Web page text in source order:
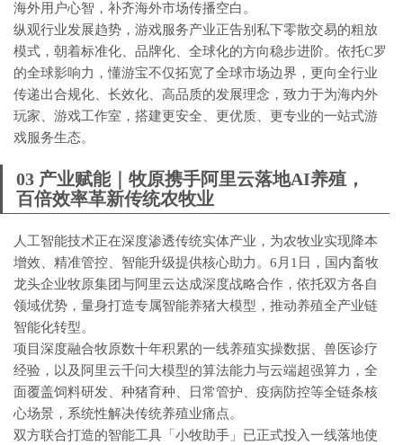
海外用户心智，补齐海外市场传播空白。
纵观行业发展趋势，游戏服务产业正告别私下零散交易的粗放
模式，朝着标准化、品牌化、全球化的方向稳步进阶。依托C罗
的全球影响力，懂游宝不仅拓宽了全球市场边界，更向全行业
传递出合规化、长效化、高品质的发展理念，致力于为海内外
玩家、游戏工作室，搭建更安全、更优质、更专业的一站式游
戏服务生态。
03 产业赋能｜牧原携手阿里云落地AI养殖，
百倍效率革新传统农牧业
人工智能技术正在深度渗透传统实体产业，为农牧业实现降本
增效、精准管控、智能升级提供核心助力。6月1日，国内畜牧
龙头企业牧原集团与阿里云达成深度战略合作，依托双方各自
领域优势，量身打造专属智能养猪大模型，推动养殖全产业链
智能化转型。
项目深度融合牧原数十年积累的一线养殖实操数据、兽医诊疗
经验，以及阿里云千问大模型的算法能力与云端超强算力，全
面覆盖饲料研发、种猪育种、日常管护、疫病防控等全链条核
心场景，系统性解决传统养殖业痛点。
双方联合打造的智能工具「小牧助手」已正式投入一线落地使